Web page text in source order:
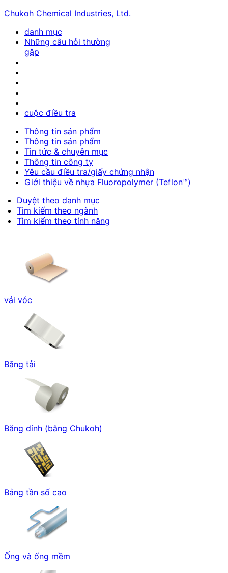
Chukoh Chemical Industries, Ltd.
danh mục
Những câu hỏi thường
gặp
cuộc điều tra
Thông tin sản phẩm
Thông tin sản phẩm
Tin tức & chuyên mục
Thông tin công ty
Yêu cầu điều tra/giấy chứng nhận
Giới thiệu về nhựa Fluoropolymer (Teflon™)
Duyệt theo danh mục
Tìm kiếm theo ngành
Tìm kiếm theo tính năng
vải vóc
Băng tải
Băng dính (băng Chukoh)
Bảng tần số cao
Ống và ống mềm